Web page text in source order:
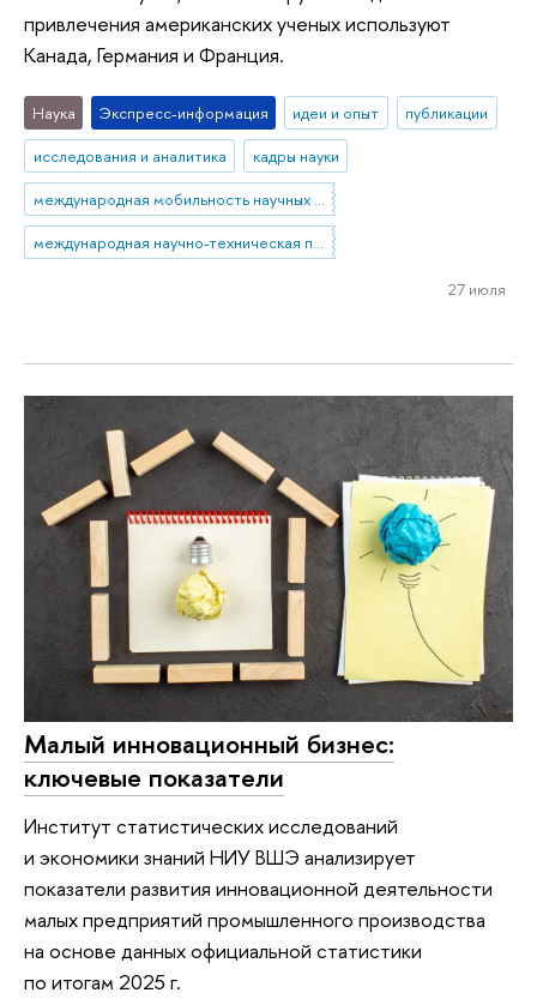
привлечения американских ученых используют
Канада, Германия и Франция.
Наука Экспресс-информация идеи и опыт
публикации
исследования и аналитика
кадры науки
международная мобильность научных кадров
27 июля
Малый инновационный бизнес:
ключевые показатели
Институт статистических исследований
и экономики знаний НИУ ВШЭ анализирует
показатели развития инновационной деятельности
малых предприятий промышленного производства
на основе данных официальной статистики
по итогам 2025 г.